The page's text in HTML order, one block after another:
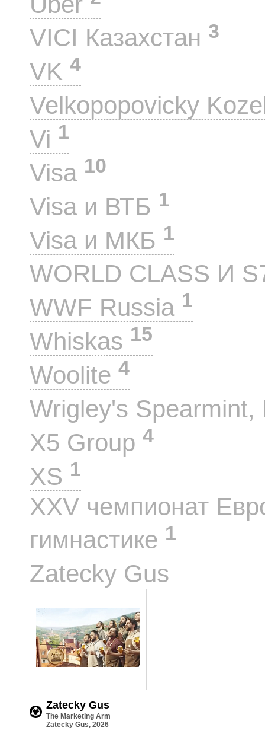
VICI Казахстан 3
VK 4
Velkopopovicky
Vi 1
Visa 10
Visa и ВТБ 1
Visa и МКБ 1
WORLD CLASS И
WWF Russia 1
Whiskas 15
Woolite 4
Wrigley's
X5 Group 4
XS 1
XXV чемпионат
гимнастике 1
Zatecky Gus
Zatecky Gus
The Marketing Arm
Zatecky Gus, 2026